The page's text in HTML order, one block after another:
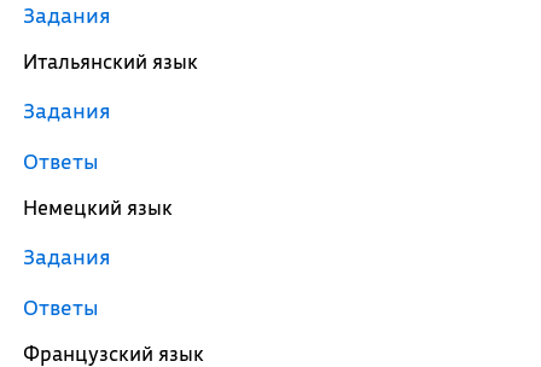
Задания
Итальянский язык
Задания
Ответы
Немецкий язык
Задания
Ответы
Французский язык